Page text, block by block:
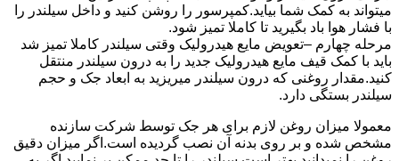
میتواند به کمک شما بیاید.کمپرسور را روشن کنید و داخل سیلندر را
با فشار هوا باد بگیرید تا کاملا تمیز شود.
مرحله چهارم –تعویض مایع هیدرولیک وقتی سیلندر کاملا تمیز شد
باید با کمک قیف مایع هیدرولیک جدید را به درون سیلندر منتقل
کنید.مقدار روغنی که درون سیلندر میریزید به ابعاد جک و حجم
سیلندر بستگی دارد.
معمولا میزان روغن لازم برای هر جک توسط شرکت سازنده
مشخص شده و بر روی بدنه آن نصب گردیده است.اگر میزان دقیق